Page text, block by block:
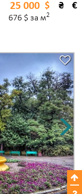
$ ₴ €
25 000
676 $ за м2